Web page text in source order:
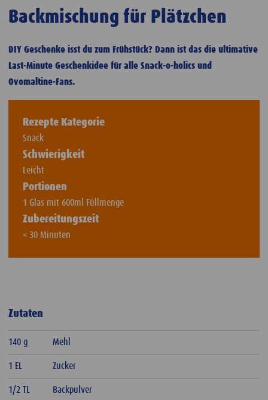
Backmischung für Plätzchen
DIY Geschenke isst du zum Frühstück? Dann ist das die ultimative
Last-Minute Geschenkidee für alle Snack-o-holics und
Ovomaltine-Fans.
Rezepte Kategorie
Snack
Schwierigkeit
Leicht
Portionen
1 Glas mit 600ml Füllmenge
Zubereitungszeit
< 30 Minuten
Zutaten
140 g Mehl
1 EL Zucker
1/2 TL Backpulver